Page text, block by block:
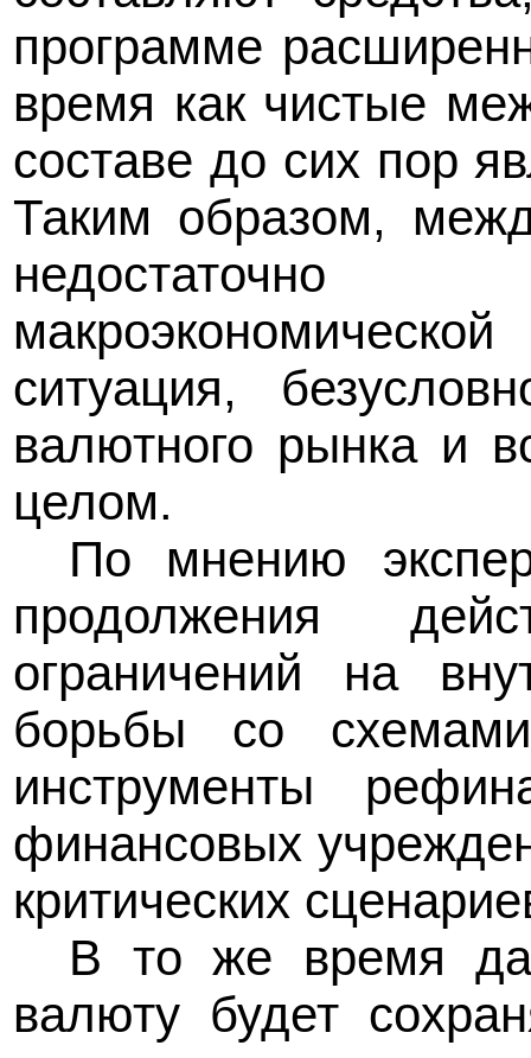
программе
время как чистые
составе до сих пор
Таким образом,
ситуация,
валютного рынка и
целом.
По мнению
продолжения
ограничений на
борьбы со
инструменты
финансовых
критических
В то же время
валюту будет